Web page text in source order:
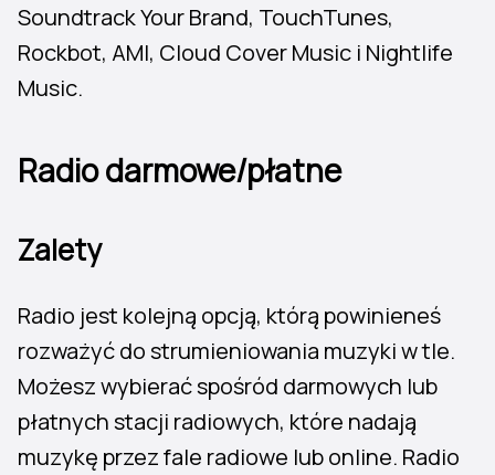
Soundtrack Your Brand, TouchTunes,
Rockbot, AMI, Cloud Cover Music i Nightlife
Music.
Radio darmowe/płatne
Zalety
Radio jest kolejną opcją, którą powinieneś
rozważyć do strumieniowania muzyki w tle.
Możesz wybierać spośród darmowych lub
płatnych stacji radiowych, które nadają
muzykę przez fale radiowe lub online. Radio